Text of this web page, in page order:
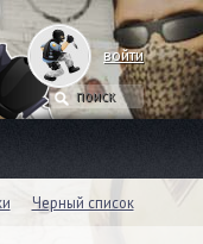
войти
Черный список